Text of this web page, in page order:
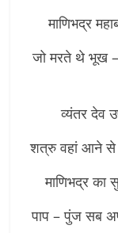
माणिभद्र
जो मरते थे भूख
व्यंतर देव
शत्रु वहां आने से
माणिभद्र का
पाप – पुंज सब